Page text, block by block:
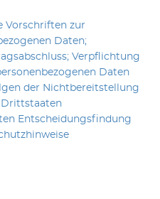
Vorschriften zur
Daten;
Verpflichtung
Daten
der Nichtbereitstellung
Entscheidungsfindung